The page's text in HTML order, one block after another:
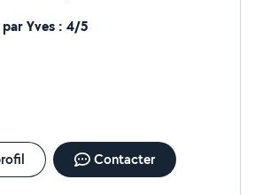
, de nouveaux outils . J'ai pas
autant faire profite de mes
outillages . Au plaisir de vous
Yves : 4/5
Contacter